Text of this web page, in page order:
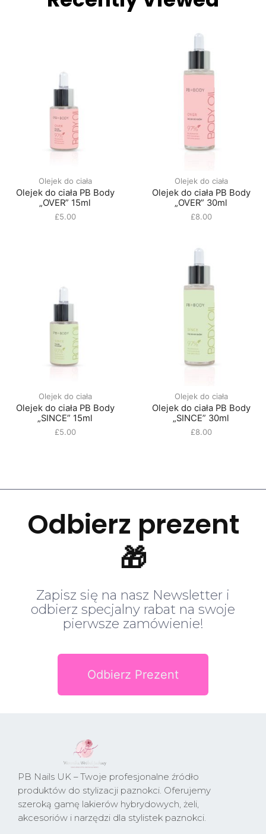
Olejek do ciała
Olejek do ciała PB Body
„OVER” 15ml
£5.00
Olejek do ciała
Olejek do ciała PB Body
„OVER” 30ml
£8.00
Olejek do ciała
Olejek do ciała PB Body
„SINCE” 15ml
£5.00
Olejek do ciała
Olejek do ciała PB Body
„SINCE” 30ml
£8.00
Odbierz prezent
🎁
Zapisz się na nasz Newsletter i
odbierz specjalny rabat na swoje
pierwsze zamówienie!
Odbierz Prezent
PB Nails UK – Twoje profesjonalne źródło
produktów do stylizacji paznokci. Oferujemy
szeroką gamę lakierów hybrydowych, żeli,
akcesoriów i narzędzi dla stylistek paznokci.